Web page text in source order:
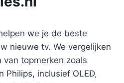
we je de beste
nieuwe tv. We vergelijken
topmerken zoals
Philips, inclusief OLED,